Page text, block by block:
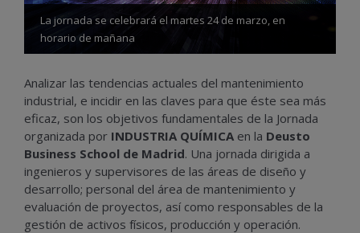
La jornada se celebrará el martes 24 de marzo, en
horario de mañana
Analizar las tendencias actuales del mantenimiento
industrial, e incidir en las claves para que éste sea más
eficaz, son los objetivos fundamentales de la Jornada
organizada por INDUSTRIA QUÍMICA en la Deusto
Business School de Madrid. Una jornada dirigida a
ingenieros y supervisores de las áreas de diseño y
desarrollo; personal del área de mantenimiento y
evaluación de proyectos, así como responsables de la
gestión de activos físicos, producción y operación.